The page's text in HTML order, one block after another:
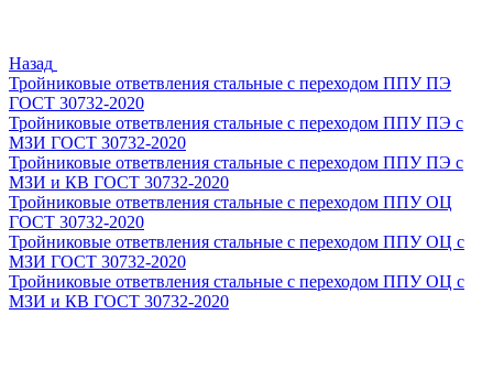
Назад
Тройниковые ответвления стальные с переходом ППУ ПЭ
ГОСТ 30732-2020
Тройниковые ответвления стальные с переходом ППУ ПЭ с
МЗИ ГОСТ 30732-2020
Тройниковые ответвления стальные с переходом ППУ ПЭ с
МЗИ и КВ ГОСТ 30732-2020
Тройниковые ответвления стальные с переходом ППУ ОЦ
ГОСТ 30732-2020
Тройниковые ответвления стальные с переходом ППУ ОЦ с
МЗИ ГОСТ 30732-2020
Тройниковые ответвления стальные с переходом ППУ ОЦ с
МЗИ и КВ ГОСТ 30732-2020